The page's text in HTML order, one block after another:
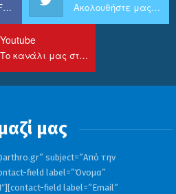
Βρείτε μας στο Facebook Ακολουθήστε μας στο Twitter
Youtube
Το κανάλι μας στο Youtube
μας
” subject=”Από την
field label=”Όνομα”
field label=”Email”